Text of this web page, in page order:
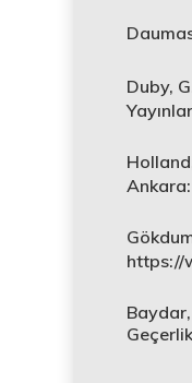
Duby,
https://
Baydar,